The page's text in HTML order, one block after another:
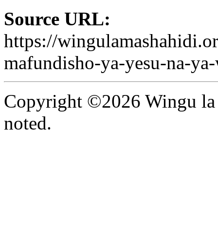
Source URL:
https://
mafundisho-ya-yesu-na-
Copyright ©2026 Wingu la
noted.